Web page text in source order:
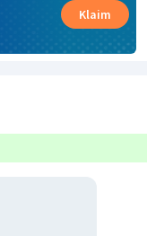
Klaim